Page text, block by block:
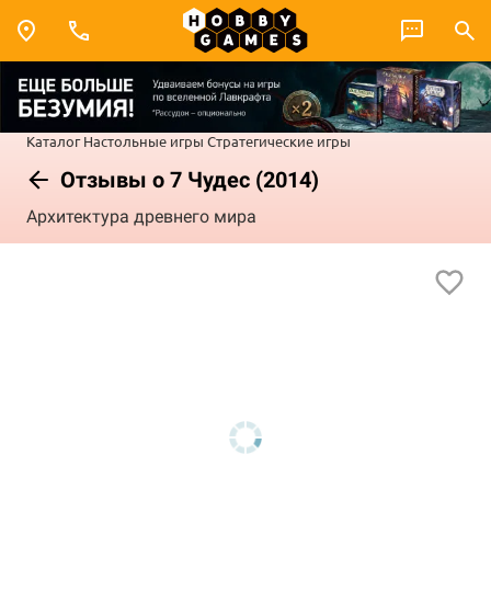
Каталог Настольные игры Стратегические игры
Отзывы о 7 Чудес (2014)
Архитектура древнего мира